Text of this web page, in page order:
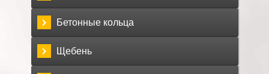
Бетонные кольца
Щебень